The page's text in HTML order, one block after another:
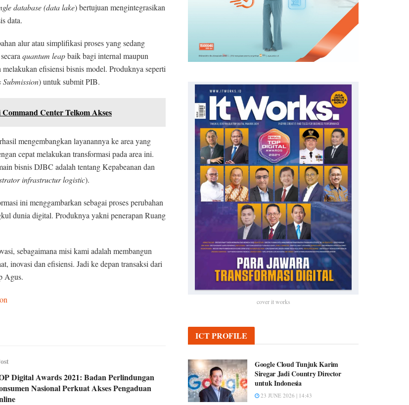
database (data lake) bertujuan mengintegrasikan
data.
alur atau simplifikasi proses yang sedang
quantum leapbaik bagi internal maupun
melakukan efisiensi bisnis model. Produknya seperti
Submission) untuk submit PIB.
Center Telkom Akses
mengembangkan layanannya ke area yang
cepat melakukan transformasi pada area ini.
bisnis DJBC adalah tentang Kepabeanan dan
infrastructur logistic).
ini menggambarkan sebagai proses perubahan
dunia digital. Produknya yakni penerapan Ruang
sebagaimana misi kami adalah membangun
inovasi dan efisiensi. Jadi ke depan transaksi dari
Agus.
Digital Awards 2021: Badan Perlindungan
Nasional Perkuat Akses Pengaduan
cover it works
ICT PROFILE
Google Cloud Tunjuk Karim
Siregar Jadi Country Director
untuk Indonesia
23 JUNE 2026 | 14:43